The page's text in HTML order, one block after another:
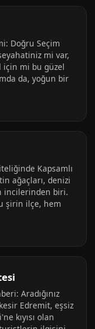
Doğru Seçim
mi var,
için mi bu güzel
da, yoğun bir
Kapsamlı
ağaçları, denizi
incilerinden biri.
şirin ilçe, hem
Aradığınız
Edremit, eşsiz
kıyısı olan